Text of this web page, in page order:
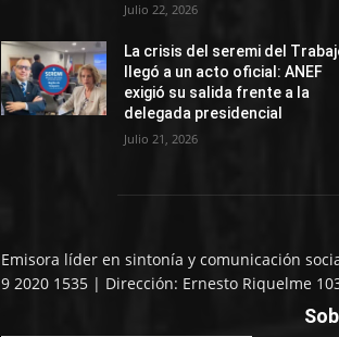
Julio 22, 2026
La crisis del seremi del
llegó a un acto oficial: ANEF
exigió su salida frente a la
delegada presidencial
Julio 21, 2026
Emisora líder en sintonía y comunicación
9 2020 1535 | Dirección: Ernesto Riquelme